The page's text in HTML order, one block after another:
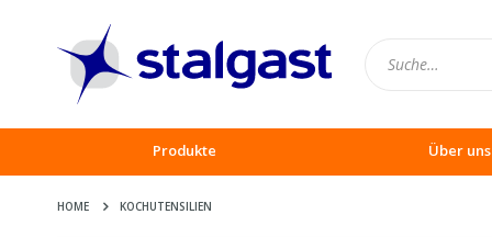
Produkte Über uns
HOME KOCHUTENSILIEN